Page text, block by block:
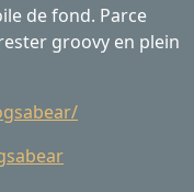
de fond. Parce
groovy en plein